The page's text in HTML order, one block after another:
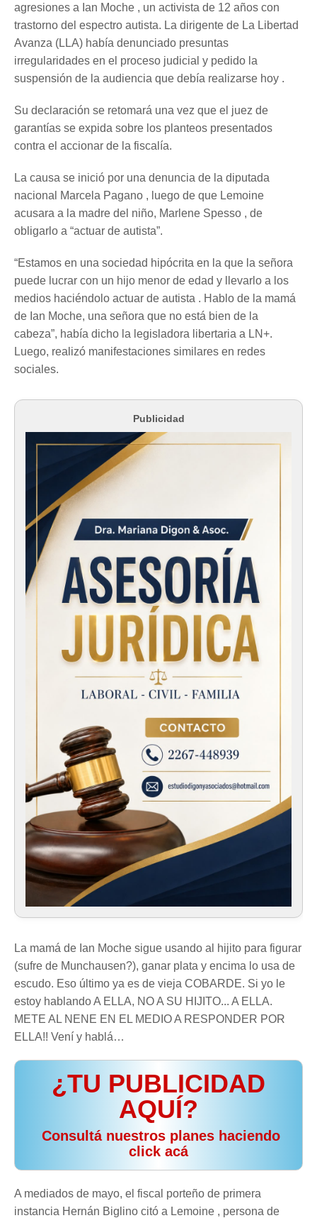
agresiones a Ian Moche , un activista de 12 años con
trastorno del espectro autista. La dirigente de La Libertad
Avanza (LLA) había denunciado presuntas
irregularidades en el proceso judicial y pedido la
suspensión de la audiencia que debía realizarse hoy .
Su declaración se retomará una vez que el juez de
garantías se expida sobre los planteos presentados
contra el accionar de la fiscalía.
La causa se inició por una denuncia de la diputada
nacional Marcela Pagano , luego de que Lemoine
acusara a la madre del niño, Marlene Spesso , de
obligarlo a “actuar de autista”.
“Estamos en una sociedad hipócrita en la que la señora
puede lucrar con un hijo menor de edad y llevarlo a los
medios haciéndolo actuar de autista . Hablo de la mamá
de Ian Moche, una señora que no está bien de la
cabeza”, había dicho la legisladora libertaria a LN+.
Luego, realizó manifestaciones similares en redes
sociales.
Publicidad
La mamá de Ian Moche sigue usando al hijito para figurar
(sufre de Munchausen?), ganar plata y encima lo usa de
escudo. Eso último ya es de vieja COBARDE. Si yo le
estoy hablando A ELLA, NO A SU HIJITO... A ELLA.
METE AL NENE EN EL MEDIO A RESPONDER POR
ELLA!! Vení y hablá…
¿TU PUBLICIDAD
AQUÍ?
️ Consultá nuestros planes haciendo
click acá
A mediados de mayo, el fiscal porteño de primera
instancia Hernán Biglino citó a Lemoine , persona de